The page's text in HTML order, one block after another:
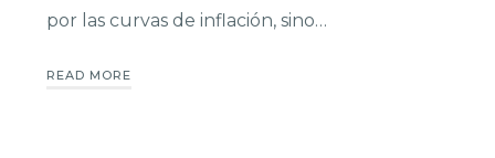
por las curvas de inflación, sino…
READ MORE